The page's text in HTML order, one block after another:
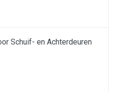
Schuif- en Achterdeuren